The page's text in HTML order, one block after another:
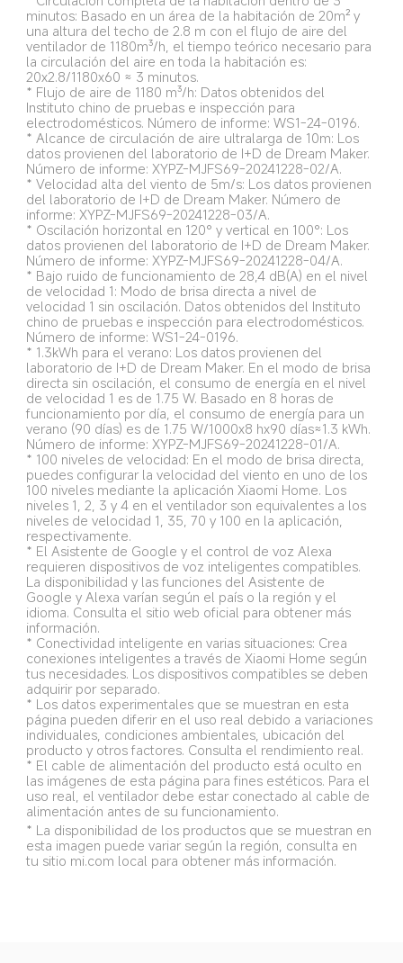
minutos: Basado en un área de la habitación de 20m² y
una altura del techo de 2.8 m con el flujo de aire del
ventilador de 1180m³/h, el tiempo teórico necesario para
la circulación del aire en toda la habitación es:
20x2.8/1180x60 ≈ 3 minutos.
* Flujo de aire de 1180 m³/h: Datos obtenidos del
Instituto chino de pruebas e inspección para
electrodomésticos. Número de informe: WS1-24-0196.
* Alcance de circulación de aire ultralarga de 10m: Los
datos provienen del laboratorio de I+D de Dream Maker.
Número de informe: XYPZ-MJFS69-20241228-02/A.
* Velocidad alta del viento de 5m/s: Los datos provienen
del laboratorio de I+D de Dream Maker. Número de
informe: XYPZ-MJFS69-20241228-03/A.
* Oscilación horizontal en 120° y vertical en 100°: Los
datos provienen del laboratorio de I+D de Dream Maker.
Número de informe: XYPZ-MJFS69-20241228-04/A.
* Bajo ruido de funcionamiento de 28,4 dB(A) en el nivel
de velocidad 1: Modo de brisa directa a nivel de
velocidad 1 sin oscilación. Datos obtenidos del Instituto
chino de pruebas e inspección para electrodomésticos.
Número de informe: WS1-24-0196.
* 1.3kWh para el verano: Los datos provienen del
laboratorio de I+D de Dream Maker. En el modo de brisa
directa sin oscilación, el consumo de energía en el nivel
de velocidad 1 es de 1.75 W. Basado en 8 horas de
funcionamiento por día, el consumo de energía para un
verano (90 días) es de 1.75 W/1000x8 hx90 días≈1.3 kWh.
Número de informe: XYPZ-MJFS69-20241228-01/A.
* 100 niveles de velocidad: En el modo de brisa directa,
puedes configurar la velocidad del viento en uno de los
100 niveles mediante la aplicación Xiaomi Home. Los
niveles 1, 2, 3 y 4 en el ventilador son equivalentes a los
niveles de velocidad 1, 35, 70 y 100 en la aplicación,
respectivamente.
* El Asistente de Google y el control de voz Alexa
requieren dispositivos de voz inteligentes compatibles.
La disponibilidad y las funciones del Asistente de
Google y Alexa varían según el país o la región y el
idioma. Consulta el sitio web oficial para obtener más
información.
* Conectividad inteligente en varias situaciones: Crea
conexiones inteligentes a través de Xiaomi Home según
tus necesidades. Los dispositivos compatibles se deben
adquirir por separado.
* Los datos experimentales que se muestran en esta
página pueden diferir en el uso real debido a variaciones
individuales, condiciones ambientales, ubicación del
producto y otros factores. Consulta el rendimiento real.
* El cable de alimentación del producto está oculto en
las imágenes de esta página para fines estéticos. Para el
uso real, el ventilador debe estar conectado al cable de
alimentación antes de su funcionamiento.
* La disponibilidad de los productos que se muestran en
esta imagen puede variar según la región, consulta en
tu sitio mi.com local para obtener más información.